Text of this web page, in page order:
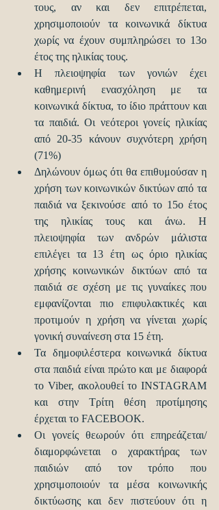
τους, αν και δεν επιτρέπεται,
χρησιμοποιούν τα κοινωνικά δίκτυα
χωρίς να έχουν συμπληρώσει το 13ο
έτος της ηλικίας τους.
Η πλειοψηφία των γονιών έχει
καθημερινή ενασχόληση με τα
κοινωνικά δίκτυα, το ίδιο πράττουν και
τα παιδιά. Οι νεότεροι γονείς ηλικίας
από 20-35 κάνουν συχνότερη χρήση
(71%)
Δηλώνουν όμως ότι θα επιθυμούσαν η
χρήση των κοινωνικών δικτύων από τα
παιδιά να ξεκινούσε από το 15ο έτος
της ηλικίας τους και άνω. Η
πλειοψηφία των ανδρών μάλιστα
επιλέγει τα 13 έτη ως όριο ηλικίας
χρήσης κοινωνικών δικτύων από τα
παιδιά σε σχέση με τις γυναίκες που
εμφανίζονται πιο επιφυλακτικές και
προτιμούν η χρήση να γίνεται χωρίς
γονική συναίνεση στα 15 έτη.
Τα δημοφιλέστερα κοινωνικά δίκτυα
στα παιδιά είναι πρώτο και με διαφορά
το Viber, ακολουθεί το INSTAGRAM
και στην Τρίτη θέση προτίμησης
έρχεται το FACEBOOK.
Οι γονείς θεωρούν ότι επηρεάζεται/
διαμορφώνεται ο χαρακτήρας των
παιδιών από τον τρόπο που
χρησιμοποιούν τα μέσα κοινωνικής
δικτύωσης και δεν πιστεύουν ότι η